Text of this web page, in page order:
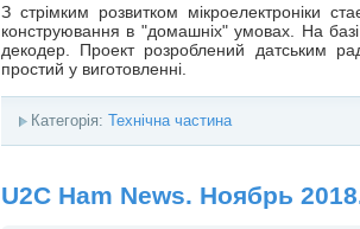
З стрімким розвитком мікроелектроніки
конструювання в "домашніх" умовах. На
декодер. Проект розроблений датським
простий у виготовленні.
Категорія: Технічна частина
U2C Ham News. Ноябрь